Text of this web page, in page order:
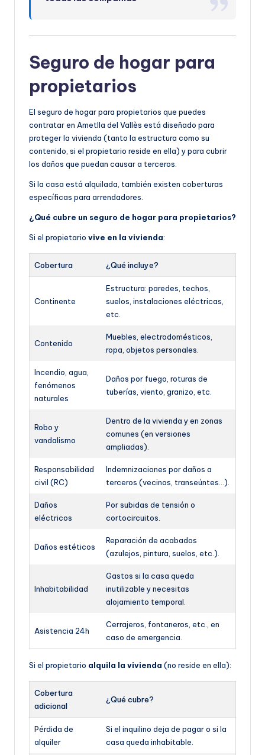
Seguro de hogar para
propietarios
El seguro de hogar para propietarios que puedes
contratar en Ametlla del Vallès está diseñado para
proteger la vivienda (tanto la estructura como su
contenido, si el propietario reside en ella) y para cubrir
los daños que puedan causar a terceros.
Si la casa está alquilada, también existen coberturas
específicas para arrendadores.
¿Qué cubre un seguro de hogar para propietarios?
Si el propietario vive en la vivienda:
Cobertura ¿Qué incluye?
Continente
Estructura: paredes, techos,
suelos, instalaciones eléctricas,
etc.
Contenido
Muebles, electrodomésticos,
ropa, objetos personales.
Incendio, agua,
fenómenos
naturales
Daños por fuego, roturas de
tuberías, viento, granizo, etc.
Robo y
vandalismo
Dentro de la vivienda y en zonas
comunes (en versiones
ampliadas).
Responsabilidad
civil (RC)
Indemnizaciones por daños a
terceros (vecinos, transeúntes…).
Daños
eléctricos
Por subidas de tensión o
cortocircuitos.
Daños estéticos
Reparación de acabados
(azulejos, pintura, suelos, etc.).
Inhabitabilidad
Gastos si la casa queda
inutilizable y necesitas
alojamiento temporal.
Asistencia 24h
Cerrajeros, fontaneros, etc., en
caso de emergencia.
Si el propietario alquila la vivienda (no reside en ella):
Cobertura
adicional
¿Qué cubre?
Pérdida de
alquiler
Si el inquilino deja de pagar o si la
casa queda inhabitable.